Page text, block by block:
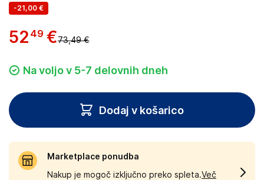
-21,00 €
52 49 €73,49 €
Na voljo v 5-7 delovnih dneh
Dodaj v košarico
Marketplace ponudba
Nakup je mogoč izključno preko spleta.Več